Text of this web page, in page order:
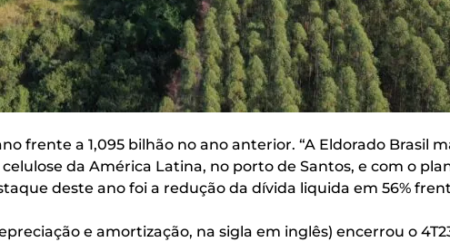
frente a 1,095 bilhão no ano anterior. “A Eldorado Brasil
da América Latina, no porto de Santos, e com o
deste ano foi a redução da dívida liquida em 56%
e amortização, na sigla em inglês) encerrou o